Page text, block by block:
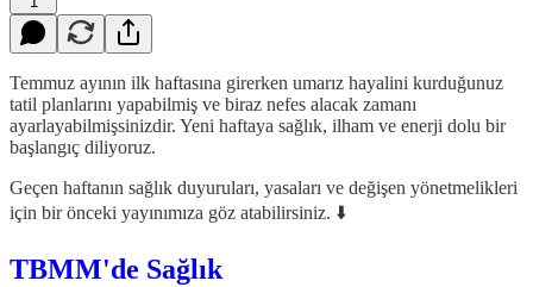
Temmuz ayının ilk haftasına girerken umarız hayalini kurduğunuz
tatil planlarını yapabilmiş ve biraz nefes alacak zamanı
ayarlayabilmişsinizdir. Yeni haftaya sağlık, ilham ve enerji dolu bir
başlangıç diliyoruz.
Geçen haftanın sağlık duyuruları, yasaları ve değişen yönetmelikleri
için bir önceki yayınımıza göz atabilirsiniz. ⬇️
TBMM'de Sağlık